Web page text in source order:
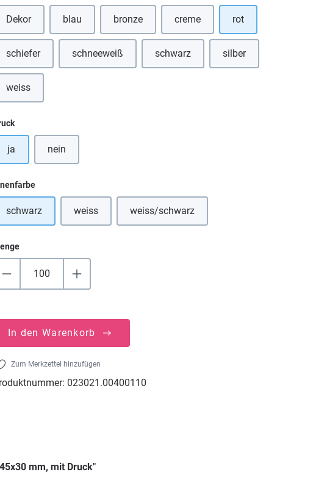
Dekor blau(Diese Option ist zurzeit nicht verfügbar.)
bronze(Diese Option ist zurzeit nicht verfügbar.)
creme(Diese Option ist zurzeit nicht
rot
schiefer schneeweiß schwarz silber
weiss(Diese Option ist zurzeit nicht verfügbar.)
auswählen
ja nein
auswählen
schwarz weiss(Diese Option ist zurzeit nicht verfügbar.)
weiss/schwarz(Diese Option ist zurzeit nicht verfügbar.)
In den Warenkorb
Zum Merkzettel hinzufügen
023021.00400110
mm, mit Druck"